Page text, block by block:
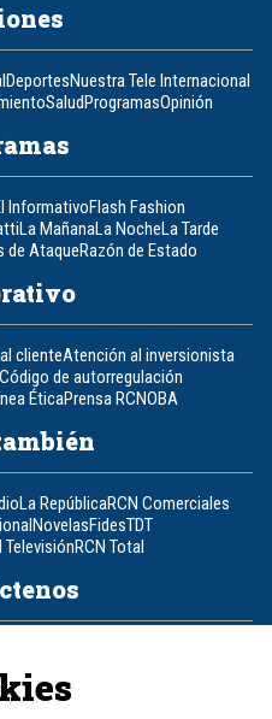
DeportesNuestra Tele Internacional
SaludProgramasOpinión
InformativoFlash Fashion
La MañanaLa NocheLa Tarde
de AtaqueRazón de Estado
clienteAtención al inversionista
Código de autorregulación
ÉticaPrensa RCNOBA
La RepúblicaRCN Comerciales
NovelasFidesTDT
TelevisiónRCN Total